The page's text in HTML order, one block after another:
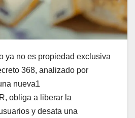
ya no es propiedad exclusiva
368, analizado por
nueva1
obliga a liberar la
y desata una